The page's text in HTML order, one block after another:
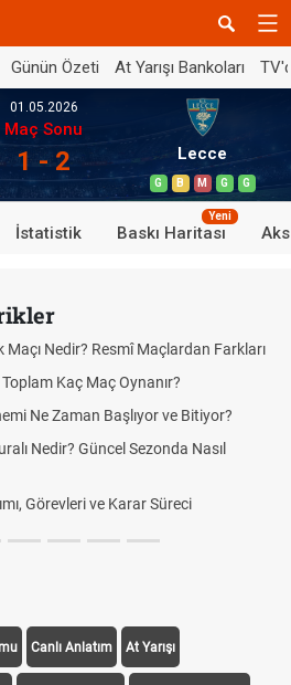
Günün Özeti At Yarışı Bankoları
01.05.2026
Maç Sonu
1 - 2 Lecce
G B M G G
İstatistik Baskı Haritası
Yeni
Maçı Nedir? Resmî Maçlardan Farkları
Kaç Maç Oynanır?
Ne Zaman Başlıyor ve Bitiyor?
Nedir? Güncel Sezonda Nasıl
Görevleri ve Karar Süreci
Canlı Anlatım At Yarışı